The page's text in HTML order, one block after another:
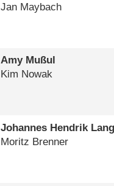
Jan Maybach
Amy Mußul
Kim Nowak
Johannes Hendrik
Moritz Brenner